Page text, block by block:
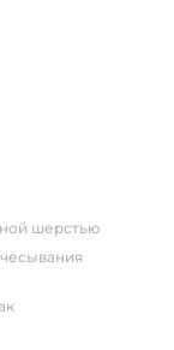
шерстью